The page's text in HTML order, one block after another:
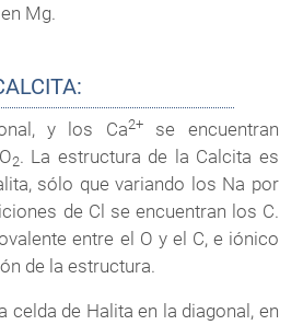
Mg.
y los Ca2+se encuentran
2. La estructura de la Calcita es
sólo que variando los Na por
de Cl se encuentran los C.
entre el O y el C, e iónico
de la estructura.
celda de Halita en la diagonal, en